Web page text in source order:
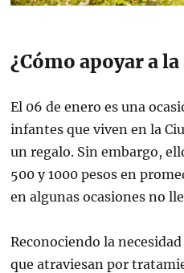
¿Cómo apoyar a
El 06 de enero es una
infantes que viven en la
un regalo. Sin embargo,
500 y 1000 pesos en
en algunas ocasiones no
Reconociendo la
que atraviesan por